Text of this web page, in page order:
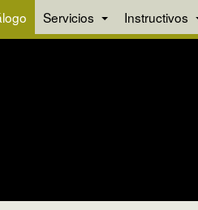
Servicios Instructivos